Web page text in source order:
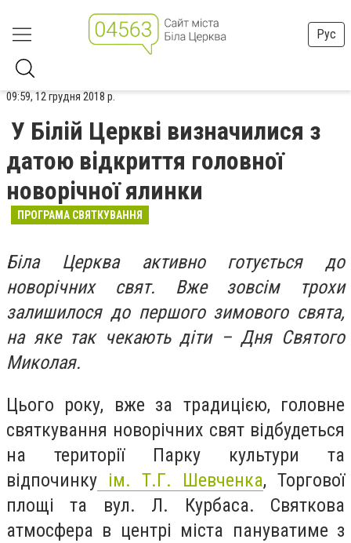
Рус
09:59, 12 грудня 2018 р.
У Білій Церкві визначилися з
датою відкриття головної
новорічної ялинки
ПРОГРАМА СВЯТКУВАННЯ
Біла Церква активно готується до
новорічних свят. Вже зовсім трохи
залишилося до першого зимового свята,
на яке так чекають діти – Дня Святого
Миколая.
Цього року, вже за традицією, головне
святкування новорічних свят відбудеться
на території Парку культури та
відпочинку ім. Т.Г. Шевченка, Торгової
площі та вул. Л. Курбаса. Святкова
атмосфера в центрі міста пануватиме з